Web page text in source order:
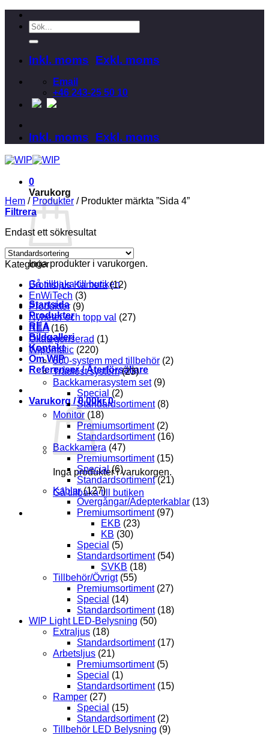
Skip
content
Sök
efter:
Inkl. moms Exkl. moms
Email
+46 243-25 50 10
Inkl. moms Exkl. moms
0
Varukorg
Inga produkter i varukorgen.
Gå tillbaka till butiken
Startsida
Produkter
REA
Bildgalleri
Kontakt
Om WIP
Referenser / Återförsäljare
Varukorg /0.00kr 0
Inga produkter i varukorgen.
Gå tillbaka till butiken
Hem / Produkter /Produkter märkta ”Sida 4”
Filtrera
Endast ett sökresultat
Kategorier
Bromsljus Kamera (12)
EnWiTech (3)
Produkter (9)
Nyheter och topp val (27)
REA (16)
Okategoriserad (1)
Wipomatic (220)
360-system med tillbehör (2)
Trådlöst system (23)
Backkamerasystem set (9)
Special (2)
Standardsortiment (8)
Monitor (18)
Premiumsortiment (2)
Standardsortiment (16)
Backkamera (47)
Premiumsortiment (15)
Special (6)
Standardsortiment (21)
Kablar (127)
Övergångar/Adepterkablar (13)
Premiumsortiment (97)
EKB (23)
KB (30)
Special (5)
Standardsortiment (54)
SVKB (18)
Tillbehör/Övrigt (55)
Premiumsortiment (27)
Special (14)
Standardsortiment (18)
WIP Light LED-Belysning (50)
Extraljus (18)
Standardsortiment (17)
Arbetsljus (21)
Premiumsortiment (5)
Special (1)
Standardsortiment (15)
Ramper (27)
Special (15)
Standardsortiment (2)
Tillbehör LED Belysning (9)